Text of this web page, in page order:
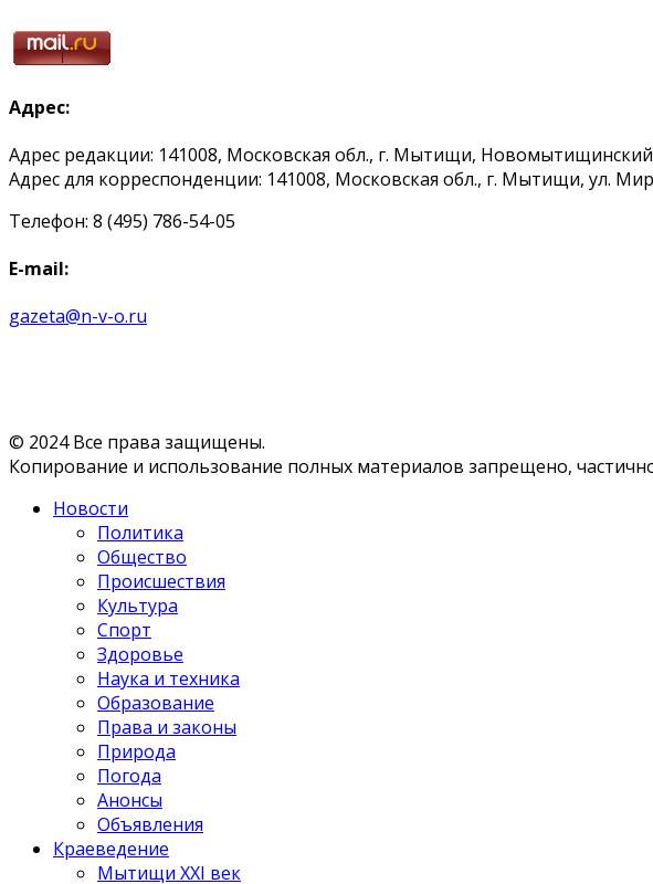
Адрес:
Адрес редакции: 141008, Московская обл., г. Мытищи,
Адрес для корреспонденции: 141008, Московская обл., г. Мытищи, ул.
Телефон: 8 (495) 786-54-05
E-mail:
gazeta@n-v-o.ru
© 2024 Все права защищены.
Копирование и использование полных материалов запрещено,
Новости
Политика
Общество
Происшествия
Культура
Спорт
Здоровье
Наука и техника
Образование
Права и законы
Природа
Погода
Анонсы
Объявления
Краеведение
Мытищи XXI век